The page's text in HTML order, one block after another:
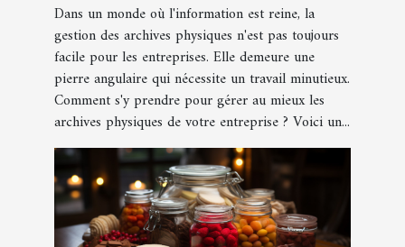
Dans un monde où l'information est reine, la
gestion des archives physiques n'est pas toujours
facile pour les entreprises. Elle demeure une
pierre angulaire qui nécessite un travail minutieux.
Comment s'y prendre pour gérer au mieux les
archives physiques de votre entreprise ? Voici un...